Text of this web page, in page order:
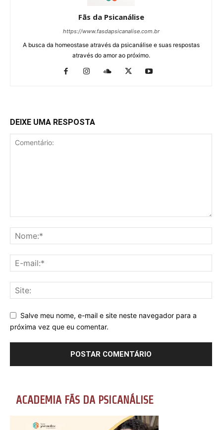
Fãs da Psicanálise
https://www.fasdapsicanalise.com.br
A busca da homeostase através da psicanálise e suas respostas
através do amor ao próximo.
DEIXE UMA RESPOSTA
Salve meu nome, e-mail e site neste navegador para a
próxima vez que eu comentar.
ACADEMIA FÃS DA PSICANÁLISE